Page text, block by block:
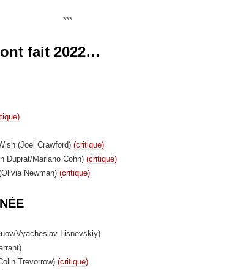
***
fait 2022…
(Joel Crawford) (critique)
Duprat/Mariano Cohn) (critique)
Newman) (critique)
Vyacheslav Lisnevskiy)
Trevorrow) (critique)